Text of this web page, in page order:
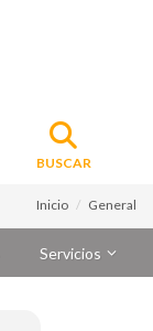
BUSCAR
Inicio General
Servicios